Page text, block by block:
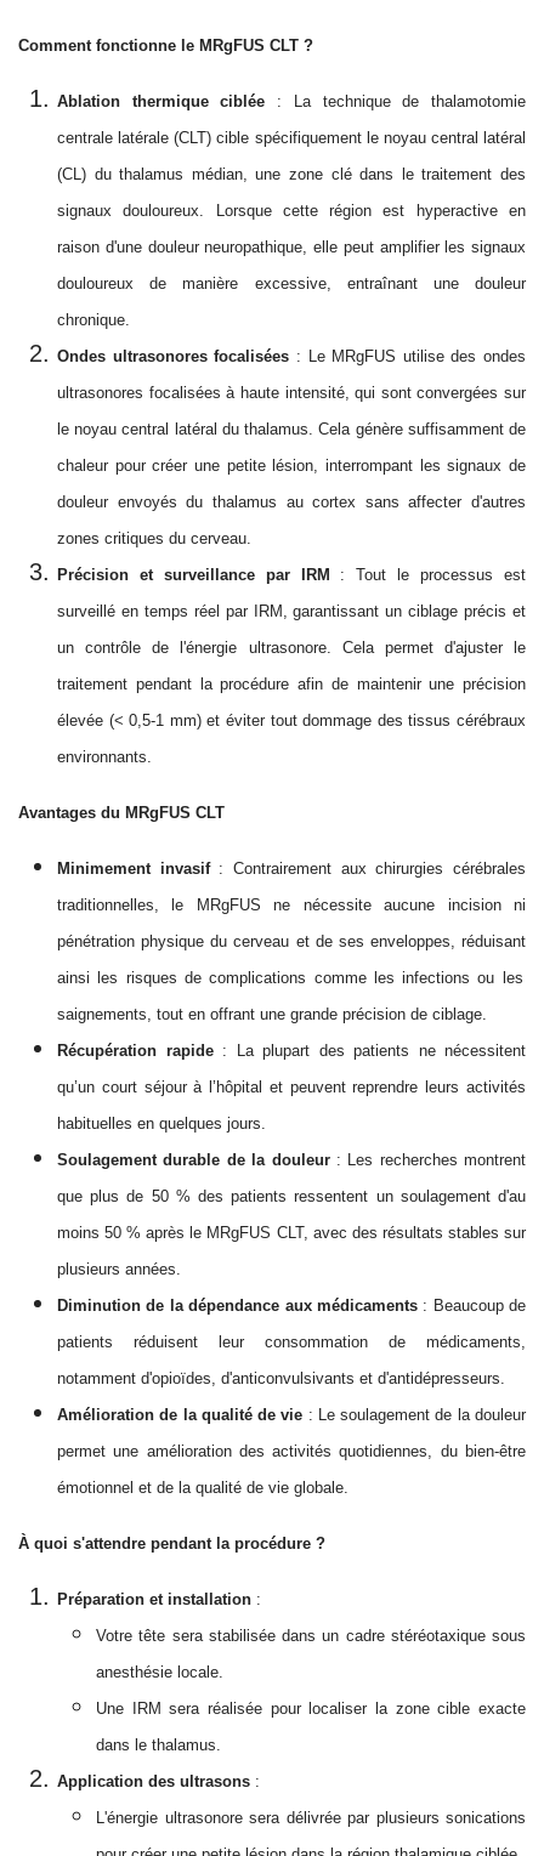
Comment fonctionne le MRgFUS CLT ?
Ablation thermique ciblée : La technique de thalamotomie
centrale latérale (CLT) cible spécifiquement le noyau central latéral
(CL) du thalamus médian, une zone clé dans le traitement des
signauxdouloureux . Lorsque cette région est hyperactive en
raison d'une douleur neuropathique, elle peut amplifier les signaux
douloureux de manière excessive, entraînant une douleur
chronique.
Ondes ultrasonores focalisées : Le MRgFUS utilise des ondes
ultrasonores focalisées à haute intensité, qui sont convergées sur
le noyau central latéral du thalamus . Cela génère suffisamment de
chaleur pour créer une petite lésion, interrompant les signaux de
douleur envoyés du thalamus au cortex sans affecter d'autres
zones critiques du cerveau.
Précision et surveillance par IRM : Tout le processus est
surveillé en temps réel par IRM, garantissant un ciblage précis et
un contrôle de l'énergie ultrasonore. Cela permet d'ajuster le
traitement pendant la procédure afin demaintenir une précision
élevée (< 0,5-1 mm) et éviter tout dommage des tissus cérébraux
environnants.
Avantages du MRgFUS CLT
Minimement invasif: Contrairement aux chirurgies cérébrales
traditionnelles, le MRgFUS ne nécessite aucune incision ni
pénétration physiquedu cerveau et de ses enveloppes , réduisant
ainsi les risques de complications comme les infections ou les
saignements, tout en offrant une grande précision de ciblage.
Récupération rapide: La plupart des patients ne nécessitent
qu’un court séjour à l’hôpital et peuvent reprendre leurs activités
habituelles en quelques jours.
Soulagement durable de la douleur: Les recherches montrent
que plus de 50 % des patients ressentent un soulagement d'au
moins 50 % après le MRgFUS CLT, avec des résultats stables sur
plusieurs années.
Diminution de la dépendance aux médicaments: Beaucoup de
patients réduisent leur consommation de médicaments,
notamment d'opioïdes, d'anticonvulsivants et d'antidépresseurs.
Amélioration de la qualité de vie : Le soulagement de la douleur
permet une amélioration des activités quotidiennes, du bien-être
émotionnel et de la qualité de vie globale.
À quoi s'attendre pendant la procédure ?
Préparation et installation :
Votre tête sera stabilisée dans un cadre stéréotaxique sous
anesthésie locale.
Une IRM sera réalisée pour localiser la zone cible exacte
dans le thalamus.
Application des ultrasons :
L'énergie ultrasonore sera délivrée par plusieurs sonications